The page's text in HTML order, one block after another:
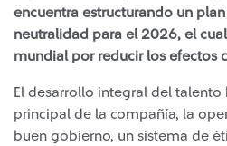
encuentra estructurando un
neutralidad para el 2026, el
mundial por reducir los efectos
El desarrollo integral del
principal de la compañía, la
buen gobierno, un sistema de